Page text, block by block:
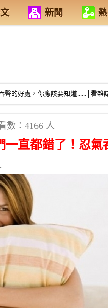
新聞
聲的好處，你應該要知道......│看雜
數：4166 人
直都錯了！忍氣